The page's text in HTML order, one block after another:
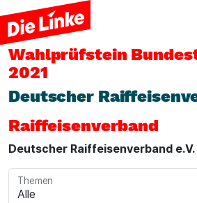
Wahlprüfstein
2021
Deutscher
Raiffeisenverband
Deutscher Raiffeisenverband e.V.
Themen